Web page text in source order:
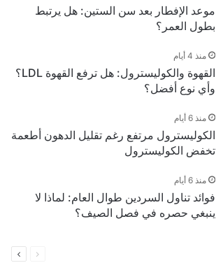
موعد الإفطار بعد سن الستين: هل يرتبط
بطول العمر؟
منذ 4 أيام
القهوة والكوليسترول: هل ترفع القهوة LDL؟
وأي نوع أفضل؟
منذ 6 أيام
الكوليسترول مرتفع رغم تقليل الدهون أطعمة
تخفض الكوليسترول
منذ 6 أيام
فوائد تناول السردين طوال العام: لماذا لا
ينبغي حصره في فصل الصيف؟
الصفحةالصفحة